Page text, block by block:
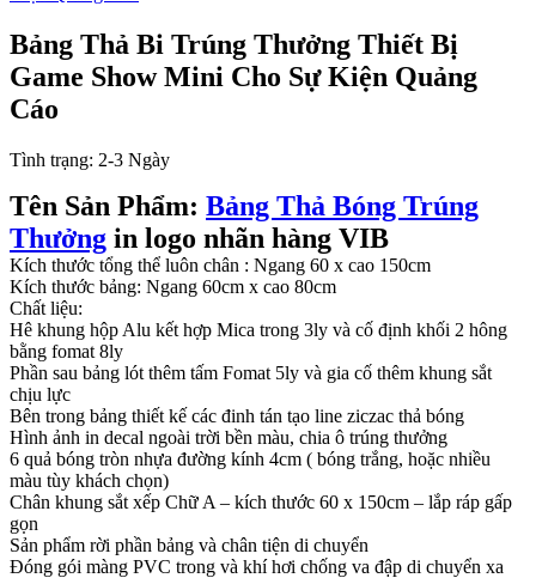
Bảng Thả Bi Trúng Thưởng Thiết Bị
Game Show Mini Cho Sự Kiện Quảng
Cáo
Tình trạng: 2-3 Ngày
Tên Sản Phẩm: Bảng Thả Bóng Trúng
Thưởng in logo nhãn hàng VIB
Kích thước tổng thể luôn chân : Ngang 60 x cao 150cm
Kích thước bảng: Ngang 60cm x cao 80cm
Chất liệu:
Hê khung hộp Alu kết hợp Mica trong 3ly và cố định khối 2 hông
bằng fomat 8ly
Phần sau bảng lót thêm tấm Fomat 5ly và gia cố thêm khung sắt
chịu lực
Bên trong bảng thiết kế các đinh tán tạo line ziczac thả bóng
Hình ảnh in decal ngoài trời bền màu, chia ô trúng thưởng
6 quả bóng tròn nhựa đường kính 4cm ( bóng trắng, hoặc nhiều
màu tùy khách chọn)
Chân khung sắt xếp Chữ A – kích thước 60 x 150cm – lắp ráp gấp
gọn
Sản phẩm rời phần bảng và chân tiện di chuyển
Đóng gói màng PVC trong và khí hơi chống va đập di chuyển xa